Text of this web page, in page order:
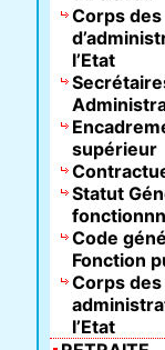
Corps
l’Etat
supérieur
Statut
Code
Fonction
Corps des
l’Etat